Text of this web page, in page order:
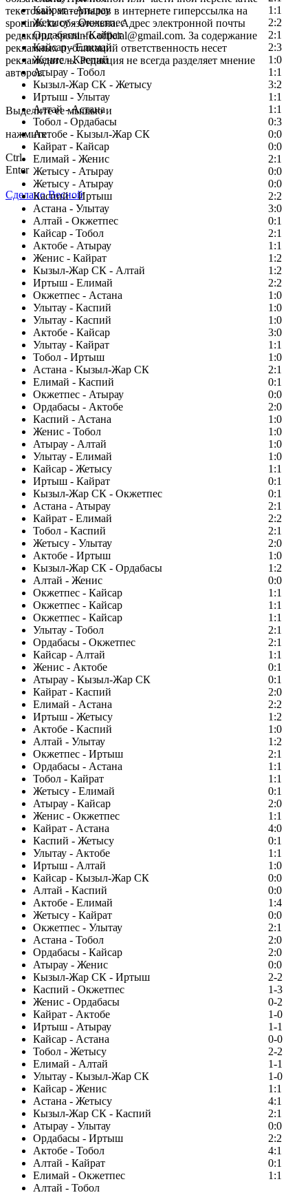
Кайрат - Атырау
1:1
Жетысу - Окжетпес
2:2
Ордабасы - Кайрат
2:1
Кайсар - Елимай
2:3
Женис - Каспий
1:0
Атырау - Тобол
1:1
Кызыл-Жар СК - Жетысу
3:2
Иртыш - Улытау
1:1
Алтай - Астана
1:1
Тобол - Ордабасы
0:3
Актобе - Кызыл-Жар СК
0:0
Кайрат - Кайсар
0:0
Елимай - Женис
2:1
Жетысу - Атырау
0:0
Жетысу - Атырау
0:0
Каспий - Иртыш
2:2
Астана - Улытау
3:0
Алтай - Окжетпес
0:1
Кайсар - Тобол
2:1
Актобе - Атырау
1:1
Женис - Кайрат
1:2
Кызыл-Жар СК - Алтай
1:2
Иртыш - Елимай
2:2
Окжетпес - Астана
1:0
Улытау - Каспий
1:0
Улытау - Каспий
1:0
Актобе - Кайсар
3:0
Улытау - Кайрат
1:1
Тобол - Иртыш
1:0
Астана - Кызыл-Жар СК
2:1
Елимай - Каспий
0:1
Окжетпес - Атырау
0:0
Ордабасы - Актобе
2:0
Каспий - Астана
1:0
Женис - Тобол
1:0
Атырау - Алтай
1:0
Улытау - Елимай
1:0
Кайсар - Жетысу
1:1
Иртыш - Кайрат
0:1
Кызыл-Жар СК - Окжетпес
0:1
Астана - Атырау
2:1
Кайрат - Елимай
2:2
Тобол - Каспий
2:1
Жетысу - Улытау
2:0
Актобе - Иртыш
1:0
Кызыл-Жар СК - Ордабасы
1:2
Алтай - Женис
0:0
Окжетпес - Кайсар
1:1
Окжетпес - Кайсар
1:1
Окжетпес - Кайсар
1:1
Улытау - Тобол
2:1
Ордабасы - Окжетпес
2:1
Кайсар - Алтай
1:1
Женис - Актобе
0:1
Атырау - Кызыл-Жар СК
0:1
Кайрат - Каспий
2:0
Елимай - Астана
2:2
Иртыш - Жетысу
1:2
Актобе - Каспий
1:0
Алтай - Улытау
1:2
Окжетпес - Иртыш
2:1
Ордабасы - Астана
1:1
Тобол - Кайрат
1:1
Жетысу - Елимай
0:1
Атырау - Кайсар
2:0
Женис - Окжетпес
1:1
Кайрат - Астана
4:0
Каспий - Жетысу
0:1
Улытау - Актобе
1:1
Иртыш - Алтай
1:0
Кайсар - Кызыл-Жар СК
0:0
Алтай - Каспий
0:0
Актобе - Елимай
1:4
Жетысу - Кайрат
0:0
Окжетпес - Улытау
2:1
Астана - Тобол
2:0
Ордабасы - Кайсар
2:0
Атырау - Женис
0:0
Кызыл-Жар СК - Иртыш
2-2
Каспий - Окжетпес
1-3
Женис - Ордабасы
0-2
Кайрат - Актобе
1-0
Иртыш - Атырау
1-1
Кайсар - Астана
0-0
Тобол - Жетысу
2-2
Елимай - Алтай
1-1
Улытау - Кызыл-Жар СК
1-0
Кайсар - Женис
1:1
Астана - Жетысу
4:1
Кызыл-Жар СК - Каспий
2:1
Атырау - Улытау
0:0
Ордабасы - Иртыш
2:2
Актобе - Тобол
4:1
Алтай - Кайрат
0:1
Елимай - Окжетпес
1:1
Алтай - Тобол
текстовых материалов в интернете гиперссылка на
sportinfo.kz обязательна. Адрес электронной почты
редакции: sportinfo.official@gmail.com. За содержание
рекламных публикаций ответственность несет
рекламодатель. Редакция не всегда разделяет мнение
авторов.
Заметили ошибку в тексте?
Выделите ее мышью и
нажмите
Ctrl
Enter
Сделано Весной